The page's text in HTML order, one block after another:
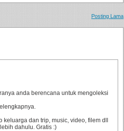
Posting Lama
anda berencana untuk mengoleksi
dan trip, music, video, filem dll
dahulu. Gratis :)